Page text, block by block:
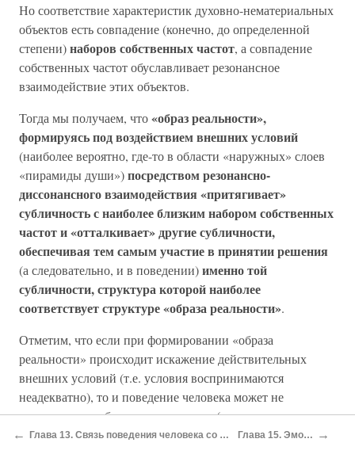
Но соответствие характеристик духовно-нематериальных
объектов есть совпадение (конечно, до определенной
степени)наборов собственных частот, а совпадение
собственных частот обуславливает резонансное
взаимодействие этих объектов.
Тогда мы получаем, что«образ реальности»,
формируясь под воздействием внешних условий
(наиболее вероятно, где-то в области «наружных» слоев
«пирамиды души»)посредством резонансно-
диссонансного взаимодействия «притягивает»
субличность с наиболее близким набором собственных
частот и «отталкивает» другие субличности,
обеспечивая тем самым участие в принятии решения
(а следовательно, и в поведении)именно той
субличности, структура которой наиболее
соответствует структуре «образа реальности».
Отметим, что если при формировании «образа
реальности» происходит искажение действительных
внешних условий (т.е. условия воспринимаются
неадекватно), то и поведение человека может не
совпадать с наиболее оптимальным (с точки зрения
стороннего наблюдателя) для него поведением в этой
← Глава 13. Связь поведения человека со свойствами его души. Возможность исследования строения души человека через его характер. Глава 15. Эмоции как колебания "пирамиды души". →